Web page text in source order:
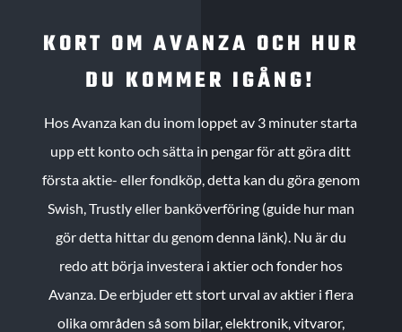
KORT OM AVANZA OCH HUR
DU KOMMER IGÅNG!
Hos Avanza kan du inom loppet av 3 minuter starta
upp ett konto och sätta in pengar för att göra ditt
första aktie- eller fondköp, detta kan du göra genom
Swish, Trustly eller banköverföring (guide hur man
gör detta hittar du genom denna länk). Nu är du
redo att börja investera i aktier och fonder hos
Avanza. De erbjuder ett stort urval av aktier i flera
olika områden så som bilar, elektronik, vitvaror,